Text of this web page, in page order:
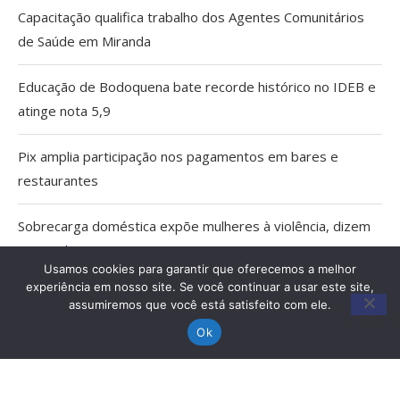
Capacitação qualifica trabalho dos Agentes Comunitários
de Saúde em Miranda
Educação de Bodoquena bate recorde histórico no IDEB e
atinge nota 5,9
Pix amplia participação nos pagamentos em bares e
restaurantes
Sobrecarga doméstica expõe mulheres à violência, dizem
especialistas
MPMS cria unidade para atuar em crimes ambientais e
conflitos fundiários no Pantanal
Usamos cookies para garantir que oferecemos a melhor
experiência em nosso site. Se você continuar a usar este site,
assumiremos que você está satisfeito com ele.
Ok